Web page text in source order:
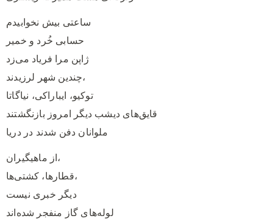
ساعتی بیش نخوابیدم
حسابی‌ خُرد و خمیر
ژاپن مرا فریاد می‌زد
چندین شهر لرزیدند،
توکیو، ایباراکی، نیاگاتا
قایق‌های دیشب دیگر امروز بازنگشتند
ملوانان دفن شدند در دریا
از ماهیگیران،
قطار‌ها، کشتی‌ها،
دیگر خبری نیست
لوله‌های گاز منفجر شده‌اند